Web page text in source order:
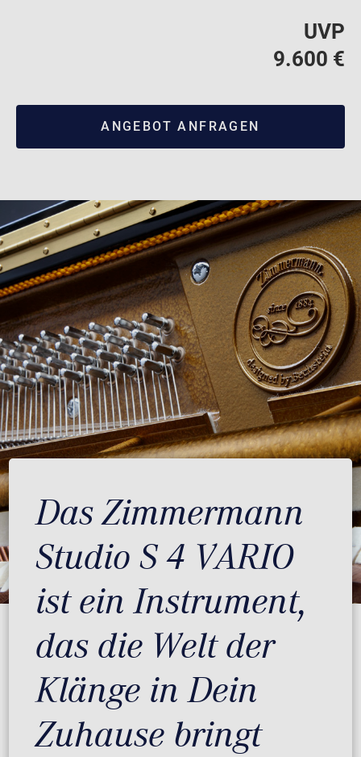
UVP
9.600 €
ANGEBOT ANFRAGEN
Das Zimmermann
Studio S 4 VARIO
ist ein Instrument,
das die Welt der
Klänge in Dein
Zuhause bringt